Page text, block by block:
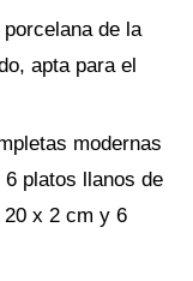
de la
apta para el
modernas
platos llanos de
x 2 cm y 6